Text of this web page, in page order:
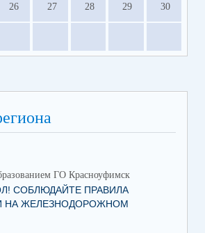
26 27 28 29 30
ГО Красноуфимск
СОБЛЮДАЙТЕ ПРАВИЛА
НА ЖЕЛЕЗНОДОРОЖНОМ